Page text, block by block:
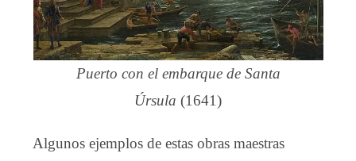
Puerto con el embarque de Santa
Úrsula (1641)
Algunos ejemplos de estas obras maestras